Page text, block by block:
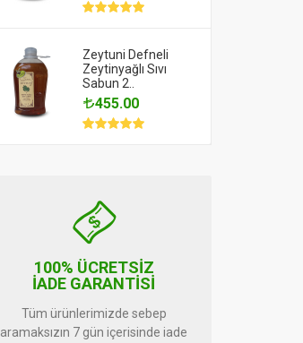
Zeytuni Defneli
Zeytinyağlı Sıvı
Sabun 2..
455.00
100% ÜCRETSİZ
İADE GARANTİSİ
Tüm ürünlerimizde sebep
aramaksızın 7 gün içerisinde iade